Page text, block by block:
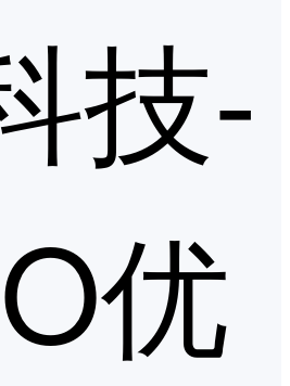
技-
优